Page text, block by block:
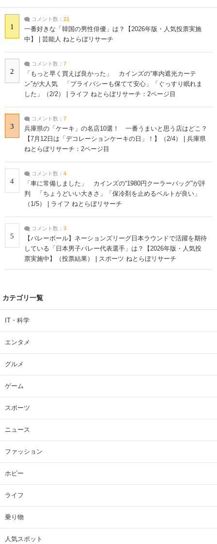
1
コメント数： 21
一番好きな「韓国の男性俳優」は？【2026年版・人気投票実施
中】 | 芸能人 ねとらぼリサーチ
2
コメント数： 7
「もっと早く買えば良かった」 カインズの“車内遮光カーテ
ン”が大人気 「プライバシーも保てて安心」「ぐっすり眠れま
した」（2/2） | ライフ ねとらぼリサーチ：2ページ目
3
コメント数： 7
兵庫県の「ケーキ」の名店10選！ 一番うまいと思う店はどこ？
【7月12日は「デコレーションケーキの日」！】（2/4） | 兵庫県
ねとらぼリサーチ：2ページ目
4
コメント数： 4
「車に常備しました」 カインズの“1980円クーラーバッグ”が評
判 「ちょうどいい大きさ」「保冷剤を止めるベルトが良い」
（1/5） | ライフ ねとらぼリサーチ
5
コメント数： 3
【バレーボール】ネーションズリーグ日本ラウンドで活躍を期待
している「日本男子バレー代表選手」は？【2026年版・人気投
票実施中】（投票結果） | スポーツ ねとらぼリサーチ
カテゴリ一覧
IT・科学
エンタメ
グルメ
ゲーム
スポーツ
ニュース
ファッション
ホビー
ライフ
乗り物
人気スポット